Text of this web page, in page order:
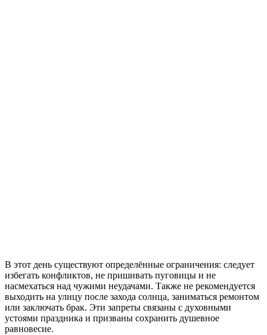
В этот день существуют определённые ограничения: следует
избегать конфликтов, не пришивать пуговицы и не
насмехаться над чужими неудачами. Также не рекомендуется
выходить на улицу после захода солнца, заниматься ремонтом
или заключать брак. Эти запреты связаны с духовными
устоями праздника и призваны сохранить душевное
равновесие.